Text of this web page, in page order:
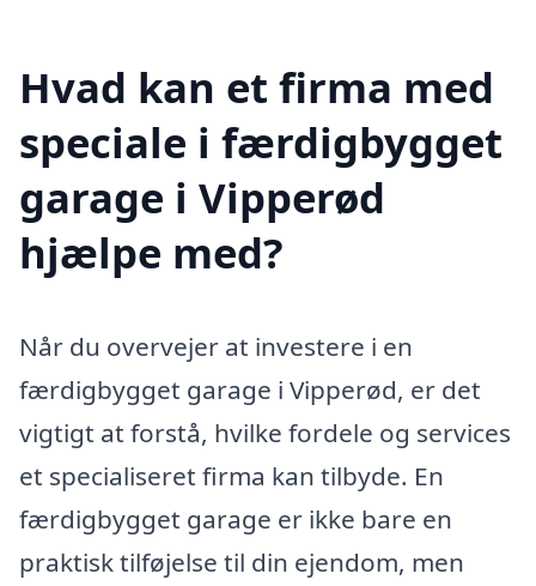
Hvad kan et firma med
speciale i færdigbygget
garage i Vipperød
hjælpe med?
Når du overvejer at investere i en
færdigbygget garage i Vipperød, er det
vigtigt at forstå, hvilke fordele og services
et specialiseret firma kan tilbyde. En
færdigbygget garage er ikke bare en
praktisk tilføjelse til din ejendom, men